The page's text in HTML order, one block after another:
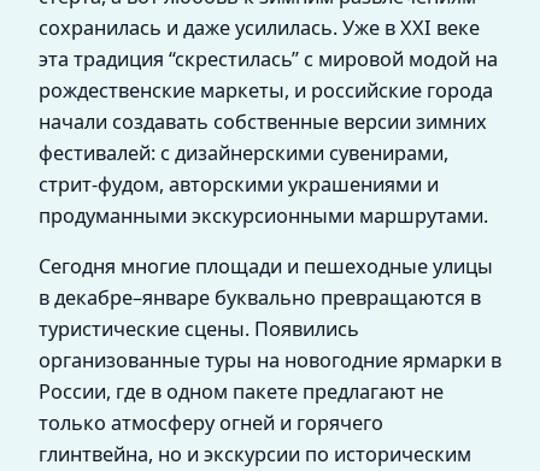
сохранилась и даже усилилась. Уже в XXI веке
эта традиция “скрестилась” с мировой модой на
рождественские маркеты, и российские города
начали создавать собственные версии зимних
фестивалей: с дизайнерскими сувенирами,
стрит‑фудом, авторскими украшениями и
продуманными экскурсионными маршрутами.
Сегодня многие площади и пешеходные улицы
в декабре–январе буквально превращаются в
туристические сцены. Появились
организованные туры на новогодние ярмарки в
России, где в одном пакете предлагают не
только атмосферу огней и горячего
глинтвейна, но и экскурсии по историческим